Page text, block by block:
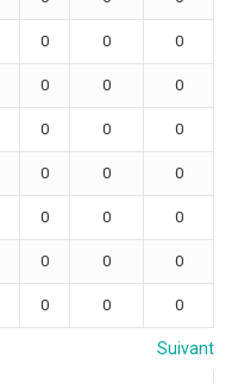
0 0 0
0 0 0
0 0 0
0 0 0
0 0 0
0 0 0
0 0 0
Suivant